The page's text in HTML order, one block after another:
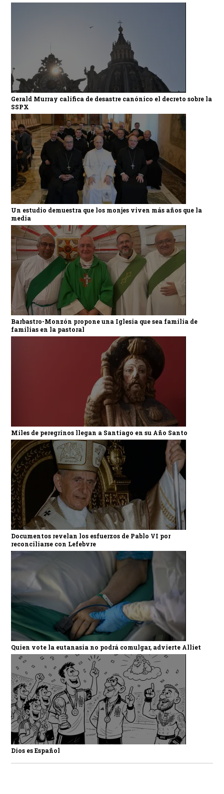
Gerald Murray califica de desastre canónico el decreto sobre la
SSPX
Un estudio demuestra que los monjes viven más años que la
media
Barbastro-Monzón propone una Iglesia que sea familia de
familias en la pastoral
Miles de peregrinos llegan a Santiago en su Año Santo
Documentos revelan los esfuerzos de Pablo VI por
reconciliarse con Lefebvre
Quien vote la eutanasia no podrá comulgar, advierte Alliet
Dios es Español